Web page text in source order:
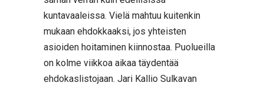
kuntavaaleissa. Vielä mahtuu kuitenkin
mukaan ehdokkaaksi, jos yhteisten
asioiden hoitaminen kiinnostaa. Puolueilla
on kolme viikkoa aikaa täydentää
ehdokaslistojaan. Jari Kallio Sulkavan